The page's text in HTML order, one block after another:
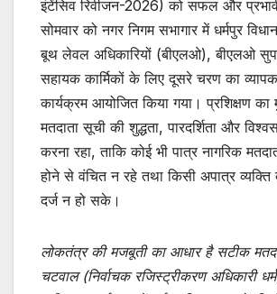
s
A
p
p
e
b
o
o
k
er
इंटेंसिव रिवीजन-2026) को सफल और
सोमवार को नगर निगम सभागार में धर्मपुर
बूथ लेवल अधिकारियों (बीएलओ), बीएलओ
सहायक कार्मिकों के लिए दूसरे चरण का
कार्यक्रम आयोजित किया गया। प्रशिक्षण का
मतदाता सूची की शुद्धता, पारदर्शिता और
करना रहा, ताकि कोई भी पात्र नागरिक
होने से वंचित न रहे तथा किसी अपात्र व्यक्ति
दर्ज न हो सके।
लोकतंत्र की मजबूती का आधार है सटीक
चटवाल (निर्वाचक रजिस्ट्रीकरण अधिकारी